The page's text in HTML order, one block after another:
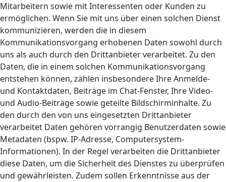
Mitarbeitern sowie mit Interessenten oder Kunden zu
ermöglichen. Wenn Sie mit uns über einen solchen Dienst
kommunizieren, werden die in diesem
Kommunikationsvorgang erhobenen Daten sowohl durch
uns als auch durch den Drittanbieter verarbeitet. Zu den
Daten, die in einem solchen Kommunikationsvorgang
entstehen können, zählen insbesondere Ihre Anmelde-
und Kontaktdaten, Beiträge im Chat-Fenster, Ihre Video-
und Audio-Beiträge sowie geteilte Bildschirminhalte. Zu
den durch den von uns eingesetzten Drittanbieter
verarbeitet Daten gehören vorrangig Benutzerdaten sowie
Metadaten (bspw. IP-Adresse, Computersystem-
Informationen). In der Regel verarbeiten die Drittanbieter
diese Daten, um die Sicherheit des Dienstes zu überprüfen
und gewährleisten. Zudem sollen Erkenntnisse aus der